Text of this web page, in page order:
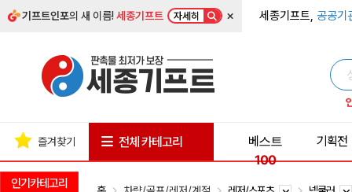
기프트인포의 새 이름!세종기프트 자세히 × 세종기프트, 공공기
인기카테고리
즐겨찾기 전체 카테고리
베스트
100
기획전